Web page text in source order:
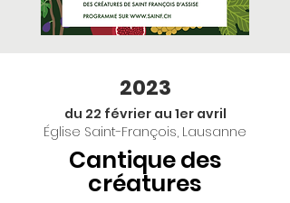
2023
du 22 février au 1er avril
Église Saint-François, Lausanne
Cantique des
créatures